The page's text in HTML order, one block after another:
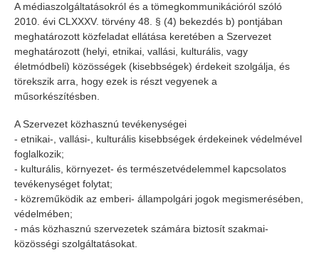
A médiaszolgáltatásokról és a tömegkommunikációról szóló
2010. évi CLXXXV. törvény 48. § (4) bekezdés b) pontjában
meghatározott közfeladat ellátása keretében a Szervezet
meghatározott (helyi, etnikai, vallási, kulturális, vagy
életmódbeli) közösségek (kisebbségek) érdekeit szolgálja, és
törekszik arra, hogy ezek is részt vegyenek a
műsorkészítésben.
A Szervezet közhasznú tevékenységei
- etnikai-, vallási-, kulturális kisebbségek érdekeinek védelmével
foglalkozik;
- kulturális, környezet- és természetvédelemmel kapcsolatos
tevékenységet folytat;
- közreműködik az emberi- állampolgári jogok megismerésében,
védelmében;
- más közhasznú szervezetek számára biztosít szakmai-
közösségi szolgáltatásokat.